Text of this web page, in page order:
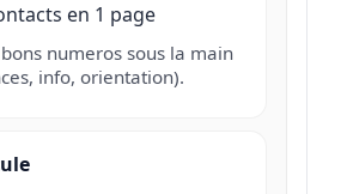
en 1 page
numeros sous la main
info, orientation).